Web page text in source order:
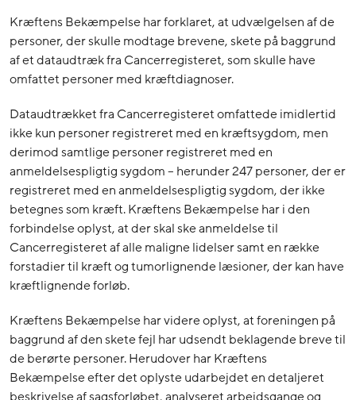
Kræftens Bekæmpelse har forklaret, at udvælgelsen af de
personer, der skulle modtage brevene, skete på baggrund
af et dataudtræk fra Cancerregisteret, som skulle have
omfattet personer med kræftdiagnoser.
Dataudtrækket fra Cancerregisteret omfattede imidlertid
ikke kun personer registreret med en kræftsygdom, men
derimod samtlige personer registreret med en
anmeldelsespligtig sygdom – herunder 247 personer, der er
registreret med en anmeldelsespligtig sygdom, der ikke
betegnes som kræft. Kræftens Bekæmpelse har i den
forbindelse oplyst, at der skal ske anmeldelse til
Cancerregisteret af alle maligne lidelser samt en række
forstadier til kræft og tumorlignende læsioner, der kan have
kræftlignende forløb.
Kræftens Bekæmpelse har videre oplyst, at foreningen på
baggrund af den skete fejl har udsendt beklagende breve til
de berørte personer. Herudover har Kræftens
Bekæmpelse efter det oplyste udarbejdet en detaljeret